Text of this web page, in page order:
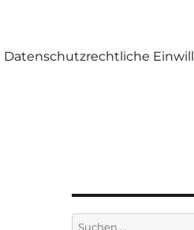
Datenschutzrechtliche
Suche